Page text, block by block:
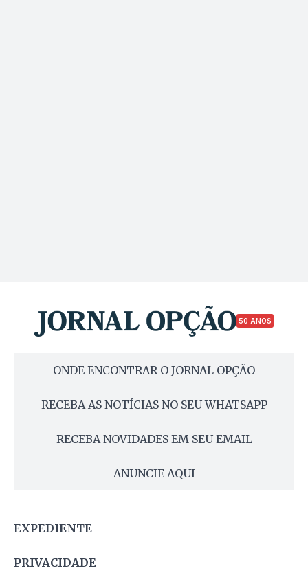
50 ANOS
ONDE ENCONTRAR O JORNAL OPÇÃO
RECEBA AS NOTÍCIAS NO SEU WHATSAPP
RECEBA NOVIDADES EM SEU EMAIL
ANUNCIE AQUI
EXPEDIENTE
PRIVACIDADE